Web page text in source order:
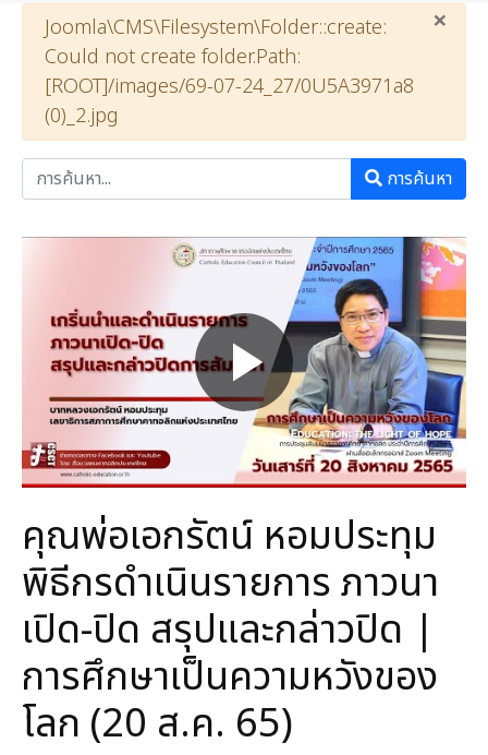
×
คำเตือน
Joomla\CMS\Filesystem\Folder::create:
Could not create folder.Path:
[ROOT]/images/69-07-24_27/0U5A3971a8
(0)_2.jpg
การค้นหา
คุณพ่อเอกรัตน์ หอมประทุม
พิธีกรดำเนินรายการ ภาวนา
เปิด-ปิด สรุปและกล่าวปิด |
การศึกษาเป็นความหวังของ
โลก (20 ส.ค. 65)